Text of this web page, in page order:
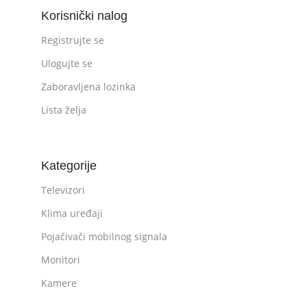
Korisnički nalog
Registrujte se
Ulogujte se
Zaboravljena lozinka
Lista želja
Kategorije
Televizori
Klima uređaji
Pojačivači mobilnog signala
Monitori
Kamere